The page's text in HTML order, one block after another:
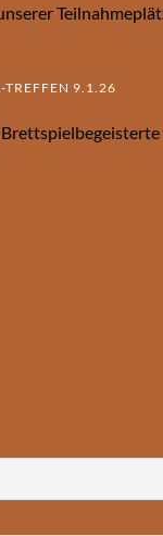
TREFFEN 9.1.26